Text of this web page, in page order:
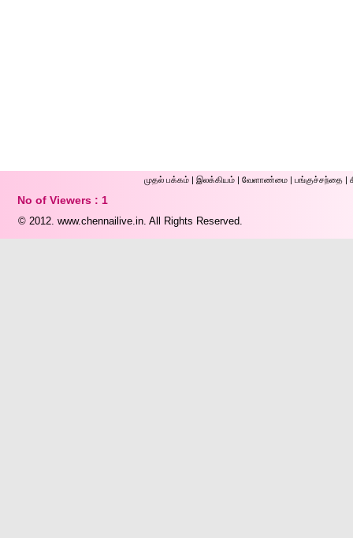
முதல் ப‌க்க‌ம் | இலக்கியம் | வேளாண்மை | பங்குச்சந்தை |
No of Viewers : 1
© 2012. www.chennailive.in. All Rights Reserved.